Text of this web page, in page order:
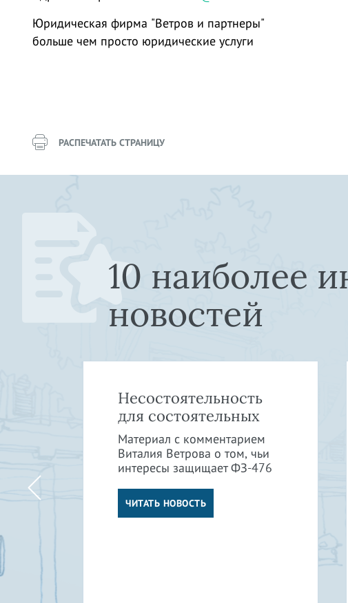
Юридическая фирма "Ветров и партнеры"
больше чем просто юридические услуги
РАСПЕЧАТАТЬ СТРАНИЦУ
10 наиболее
новостей
Несостоятельность
для состоятельных
Материал с комментарием
Виталия Ветрова о том, чьи
интересы защищает ФЗ-476
ЧИТАТЬ НОВОСТЬ